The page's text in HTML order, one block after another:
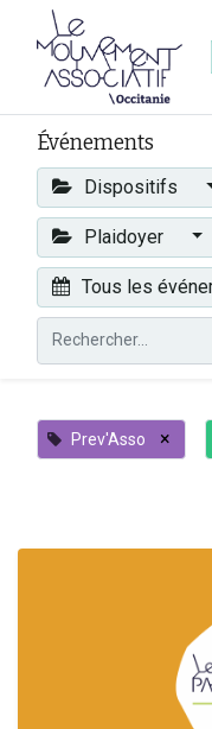
Événements
Dispositifs
Plaidoyer
Tous les
Prev'Asso ×